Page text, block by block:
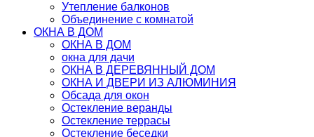
Утепление балконов
Объединение с комнатой
ОКНА В ДОМ
ОКНА В ДОМ
окна для дачи
ОКНА В ДЕРЕВЯННЫЙ ДОМ
ОКНА И ДВЕРИ ИЗ АЛЮМИНИЯ
Обсада для окон
Остекление веранды
Остекление террасы
Остекление беседки